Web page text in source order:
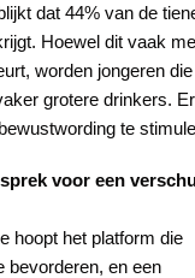
dat 44% van de
Hoewel dit vaak
worden jongeren
grotere drinkers.
te
voor een
hoopt het platform die
bevorderen, en een